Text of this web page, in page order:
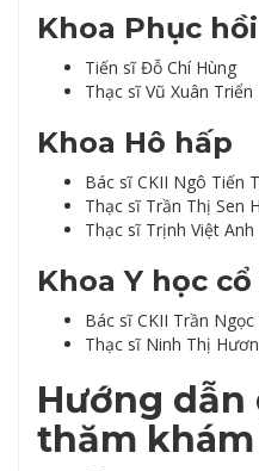
Khoa Phục
Tiến sĩ Đỗ Chí Hùng
Thạc sĩ Vũ Xuân Triển
Khoa Hô hấp
Bác sĩ CKII Ngô Tiến
Thạc sĩ Trần Thị Sen
Thạc sĩ Trịnh Việt Anh
Khoa Y học
Bác sĩ CKII Trần Ngọc
Thạc sĩ Ninh Thị
Hướng
thăm